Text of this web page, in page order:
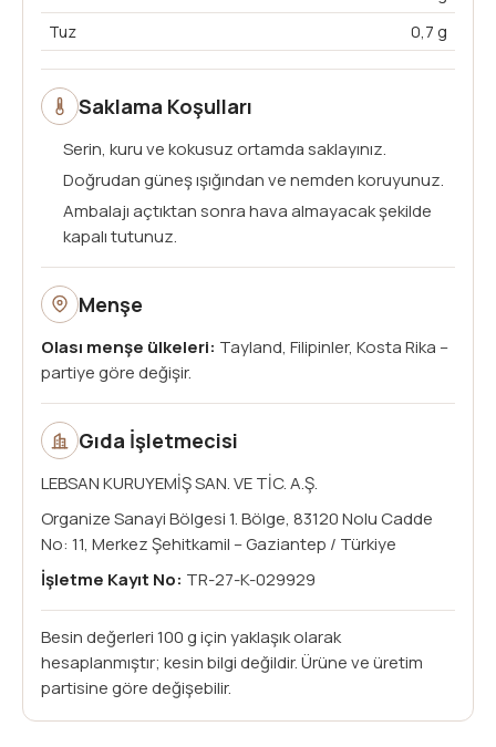
Tuz
0,7 g
Menşe
Olası menşe ülkeleri: Tayland, Filipinler, Kosta Rika –
partiye göre değişir.
Saklama Koşulları
Serin, kuru ve kokusuz ortamda saklayınız.
Doğrudan güneş ışığından ve nemden koruyunuz.
Ambalajı açtıktan sonra hava almayacak şekilde
kapalı tutunuz.
Gıda İşletmecisi
LEBSAN KURUYEMİŞ SAN. VE TİC. A.Ş.
Organize Sanayi Bölgesi 1. Bölge, 83120 Nolu Cadde
No: 11, Merkez Şehitkamil – Gaziantep / Türkiye
İşletme Kayıt No: TR-27-K-029929
Besin değerleri 100 g için yaklaşık olarak
hesaplanmıştır; kesin bilgi değildir. Ürüne ve üretim
partisine göre değişebilir.